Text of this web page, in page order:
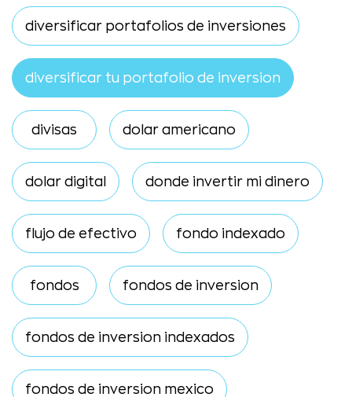
diversificar portafolios de inversiones
diversificar tu portafolio de inversion
divisas dolar americano
dolar digital donde invertir mi dinero
flujo de efectivo fondo indexado
fondos fondos de inversion
fondos de inversion indexados
fondos de inversion mexico